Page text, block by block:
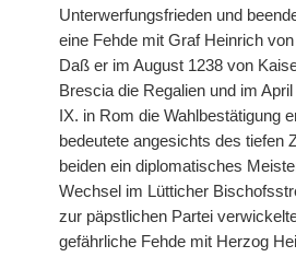
Unterwerfungsfrieden und
eine Fehde mit Graf Heinrich
Daß er im August 1238 von
Brescia die Regalien und im
IX. in Rom die Wahlbestätigung
bedeutete angesichts des tiefen
beiden ein diplomatisches
Wechsel im Lütticher
zur päpstlichen Partei
gefährliche Fehde mit Herzog